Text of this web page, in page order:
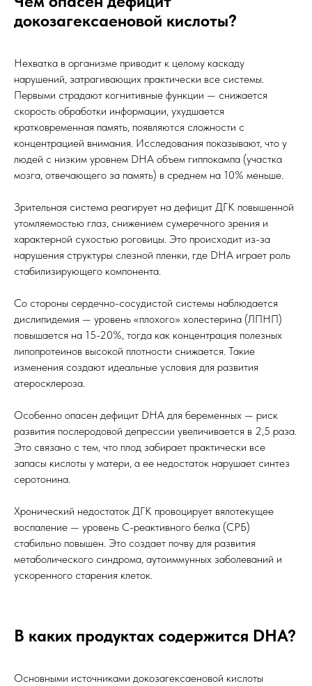
докозагексаеновой кислоты?
Нехватка в организме приводит к целому каскаду
нарушений, затрагивающих практически все системы.
Первыми страдают когнитивные функции — снижается
скорость обработки информации, ухудшается
кратковременная память, появляются сложности с
концентрацией внимания. Исследования показывают, что у
людей с низким уровнем DHA объем гиппокампа (участка
мозга, отвечающего за память) в среднем на 10% меньше.
Зрительная система реагирует на дефицит ДГК повышенной
утомляемостью глаз, снижением сумеречного зрения и
характерной сухостью роговицы. Это происходит из-за
нарушения структуры слезной пленки, где DHA играет роль
стабилизирующего компонента.
Со стороны сердечно-сосудистой системы наблюдается
дислипидемия — уровень «плохого» холестерина (ЛПНП)
повышается на 15-20%, тогда как концентрация полезных
липопротеинов высокой плотности снижается. Такие
изменения создают идеальные условия для развития
атеросклероза.
Особенно опасен дефицит DHA для беременных — риск
развития послеродовой депрессии увеличивается в 2,5 раза.
Это связано с тем, что плод забирает практически все
запасы кислоты у матери, а ее недостаток нарушает синтез
серотонина.
Хронический недостаток ДГК провоцирует вялотекущее
воспаление — уровень С-реактивного белка (СРБ)
стабильно повышен. Это создает почву для развития
метаболического синдрома, аутоиммунных заболеваний и
ускоренного старения клеток.
В каких продуктах содержится DHA?
Основными источниками докозагексаеновой кислоты